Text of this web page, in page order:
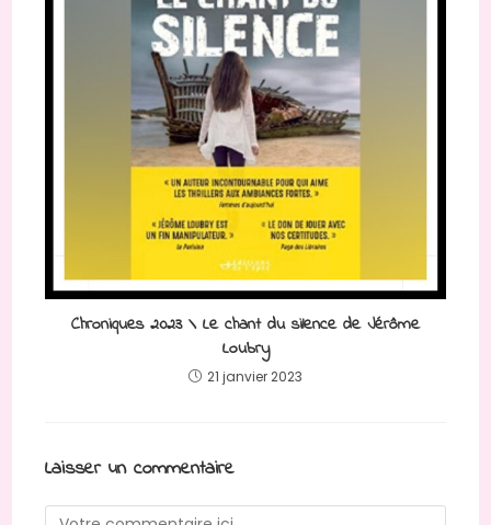
Chroniques 2023 \ Le chant du silence de Jérôme
Loubry
21 janvier 2023
Laisser un commentaire
Comment